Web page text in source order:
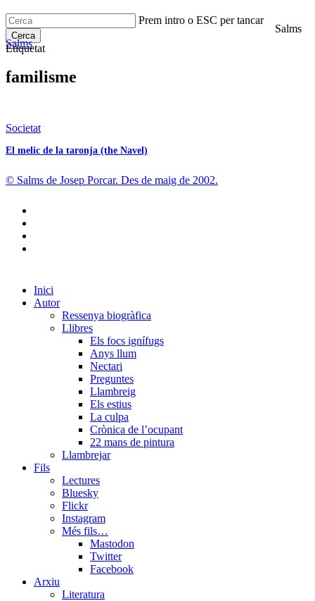
to
main
content
Prem intro o ESC per tancar
Cerca
Close
Salms
search
Menu
Salms
Etiquetat
familisme
El
de
taronja
Societat
El melic de la taronja (the Navel)
© Salms de Josep Porcar. Des de maig de 2002.
Close
Menu
Inici
Autor
Ressenya biogràfica
Llibres
Els focs ignífugs
Anys llum
Nectari
Preguntes
Llambreig
Els estius
La culpa
Crònica de l’ocupant
22 mans de pintura
Llambrejar
Fils
Lectures
Bluesky
Flickr
Instagram
Més fils…
Mastodon
Twitter
Facebook
Arxiu
Literatura